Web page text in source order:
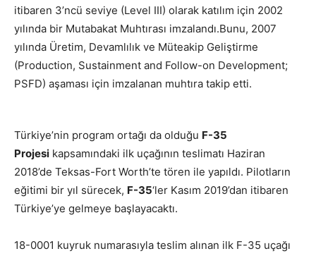
itibaren 3’ncü seviye (Level III) olarak katılım için 2002
yılında bir Mutabakat Muhtırası imzalandı.Bunu, 2007
yılında Üretim, Devamlılık ve Müteakip Geliştirme
(Production, Sustainment and Follow-on Development;
PSFD) aşaması için imzalanan muhtıra takip etti.
Türkiye’nin program ortağı da olduğu F-35
Projesi kapsamındaki ilk uçağının teslimatı Haziran
2018’de Teksas-Fort Worth’te tören ile yapıldı. Pilotların
eğitimi bir yıl sürecek, F-35‘ler Kasım 2019’dan itibaren
Türkiye’ye gelmeye başlayacaktı.
18-0001 kuyruk numarasıyla teslim alınan ilk F-35 uçağı